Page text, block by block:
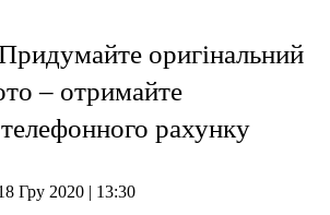
оригінальний
– отримайте
рахунку
Гру 2020 | 13:30